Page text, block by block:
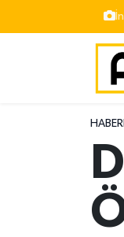
İstanbul
İstanbul
Süper Lig
Tüm